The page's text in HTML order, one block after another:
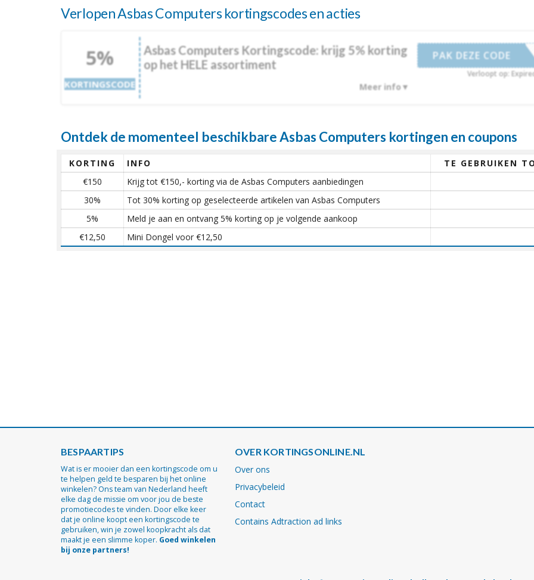
Verlopen Asbas Computers kortingscodes en acties
5%
KORTINGSCODE
Asbas Computers Kortingscode: krijg 5% korting
op het HELE assortiment
Meer info
ACTIE
PAK DEZE CODE
Verloopt op:
Ontdek de momenteel beschikbare Asbas Computers kortingen en coupons
KORTING INFO
TE GEBRUIKEN
€150
Krijg tot €150,- korting via de Asbas Computers aanbiedingen
30%
Tot 30% korting op geselecteerde artikelen van Asbas Computers
5%
Meld je aan en ontvang 5% korting op je volgende aankoop
€12,50
Mini Dongel voor €12,50
BESPAARTIPS
Wat is er mooier dan een kortingscode om u
te helpen geld te besparen bij het online
winkelen? Ons team van Nederland heeft
elke dag de missie om voor jou de beste
promotiecodes te vinden. Door elke keer
dat je online koopt een kortingscode te
gebruiken, win je zowel koopkracht als dat
maakt je een slimme koper. Goed winkelen
bij onze partners!
OVER KORTINGSONLINE.NL
Over ons
Privacybeleid
Contact
Contains Adtraction ad links